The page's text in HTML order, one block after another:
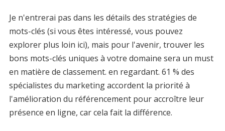
Je n'entrerai pas dans les détails des stratégies de
mots-clés (si vous êtes intéressé, vous pouvez
explorer plus loin ici), mais pour l'avenir, trouver les
bons mots-clés uniques à votre domaine sera un must
en matière de classement. en regardant. 61 % des
spécialistes du marketing accordent la priorité à
l'amélioration du référencement pour accroître leur
présence en ligne, car cela fait la différence.